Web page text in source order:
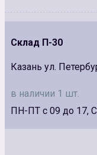
Склад П-30
Казань ул.
в наличии 1 шт.
ПН-ПТ с 09 до 17,